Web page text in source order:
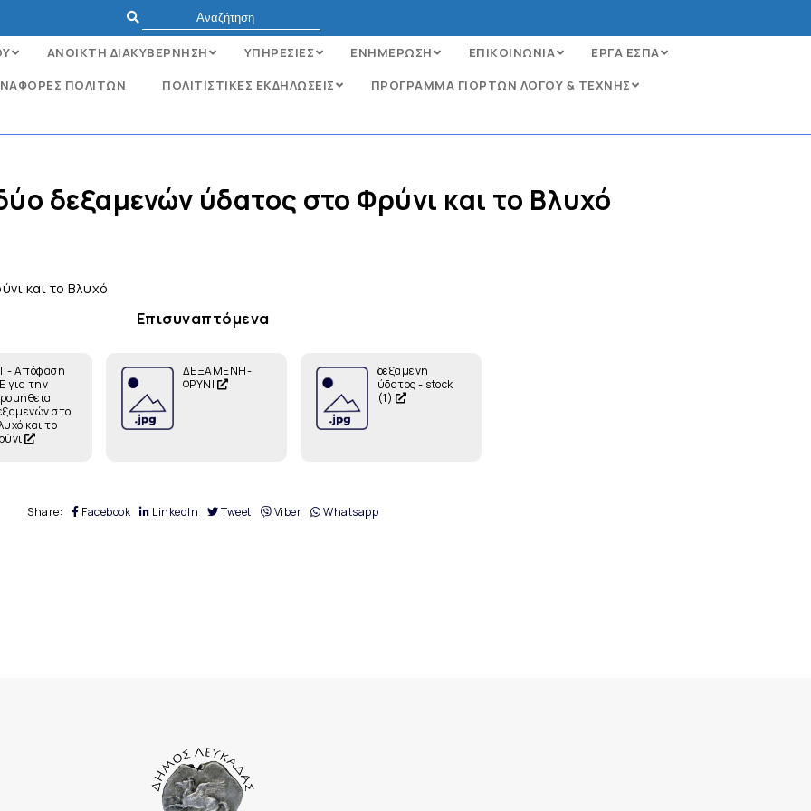
ΑΝΟΙΚΤΗ ΔΙΑΚΥΒΕΡΝΗΣΗ ΥΠΗΡΕΣΙΕΣ ΕΝΗΜΕΡΩΣΗ ΕΠΙΚΟΙΝΩΝΙΑ
ΕΡΓΑ ΕΣΠΑ
ΠΟΛΙΤΏΝ ΠΟΛΙΤΙΣΤΙΚΕΣ ΕΚΔΗΛΩΣΕΙΣ
ΠΡΟΓΡΑΜΜΑ ΓΙΟΡΤΩΝ ΛΟΓΟΥ & ΤΕΧΝΗΣ
δεξαμενών ύδατος στο Φρύνι και το Βλυχό
και το Βλυχό
Επισυναπτόμενα
- Απόφαση
για την
στο
και το
ΔΕΞΑΜΕΝΗ-
ΦΡΥΝΙ
δεξαμενή
ύδατος - stock
(1)
Share: Facebook LinkedIn Tweet Viber Whatsapp